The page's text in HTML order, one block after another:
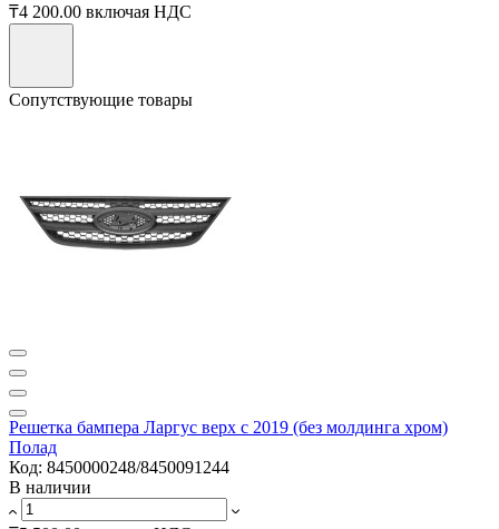
₸4 200.00 включая НДС
Сопутствующие товары
Решетка бампера Ларгус верх с 2019 (без молдинга хром)
Полад
Код: 8450000248/8450091244
В наличии